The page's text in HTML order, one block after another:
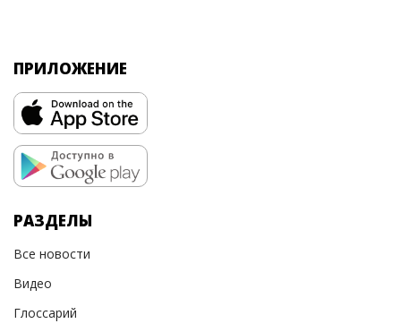
ПРИЛОЖЕНИЕ
РАЗДЕЛЫ
Все новости
Видео
Глоссарий